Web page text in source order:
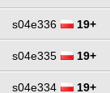
s04e336 19+
s04e335 19+
s04e334 19+